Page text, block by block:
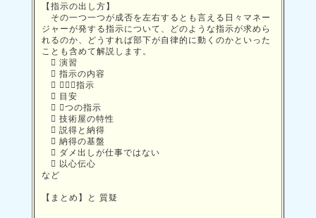
【指示の出し方】
その一つ一つが成否を左右するとも言える日々マネー
ジャーが発する指示について、どのような指示が求めら
れるのか、どうすれば部下が自律的に動くのかといった
ことも含めて解説します。
 演習
 指示の内容
 ？？？指示
 目安
 ２つの指示
 技術屋の特性
 説得と納得
 納得の基盤
 ダメ出しが仕事ではない
 以心伝心
など
【まとめ】と 質疑